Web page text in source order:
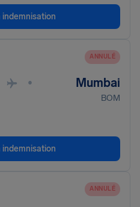
indemnisation
ANNULÉ
• Mumbai
BOM
indemnisation
ANNULÉ